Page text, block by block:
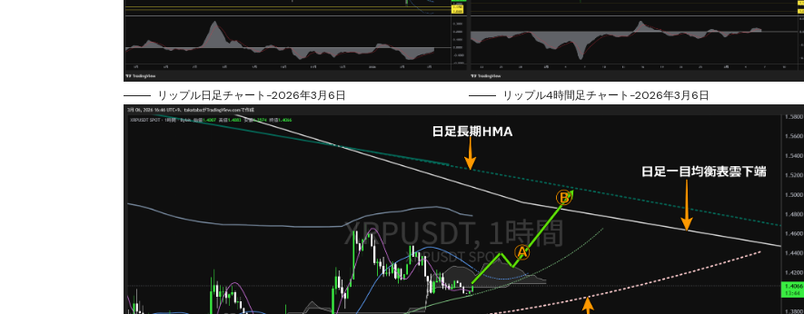
リップル日足チャート-2026年3月6日 リップル4時間足チャート-2026年3月6日